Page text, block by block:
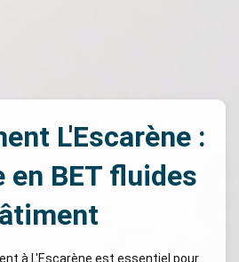
L'Escarène :
en BET fluides
à L'Escarène est essentiel pour